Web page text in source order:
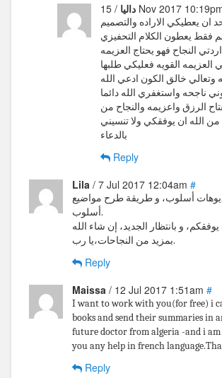
داليا / 15 Nov 2017
ان يعطيكي الاراده والتصميم
فقط يعطون الكلام التحفيزي
النجاح فهو يحتاج العزيمه
العزيمه القويه فعليكي طلبها
وتعالي خالق الكون ادعي الله
ناجحه واستغفري الله دائما
الرزق واعزيمه والنجاح من
الله ان يوفقكي ولا تنسيني
بالدعاء
Reply
Lila / 7 Jul 2017 12:04am #
أسلوب، و طريقة طرح مواضيع
أسلوب.
بمزيد من النجاحات،يا رب.
Reply
Maissa / 12 Jul 2017 1:51am #
I want to work with you(for free) i
books and send their summaries in
future doctor from algeria -and i am
you any help in french
Reply